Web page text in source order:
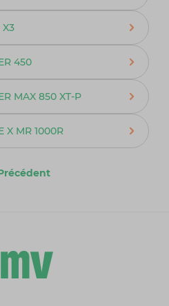
450
MAX 850 XT-P
X MR 1000R